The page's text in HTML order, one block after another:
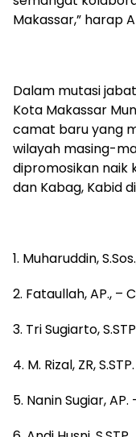
Makassar,” harap
Dalam mutasi
Kota Makassar
camat baru yang
wilayah masing-
dipromosikan naik
dan Kabag, Kabid
1. Muharuddin,
2. Fataullah, AP., –
3. Tri Sugiarto,
4. M. Rizal, ZR,
5. Nanin Sugiar,